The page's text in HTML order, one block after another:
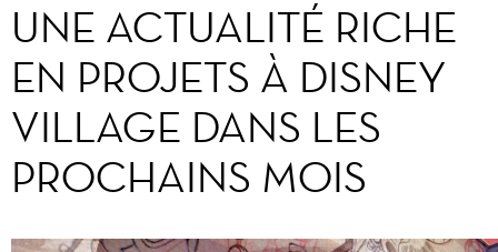
UNE ACTUALITÉ RICHE
EN PROJETS À DISNEY
VILLAGE DANS LES
PROCHAINS MOIS